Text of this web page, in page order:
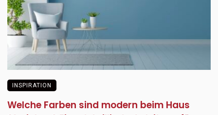
INSPIRATION
Welche Farben sind modern beim Haus